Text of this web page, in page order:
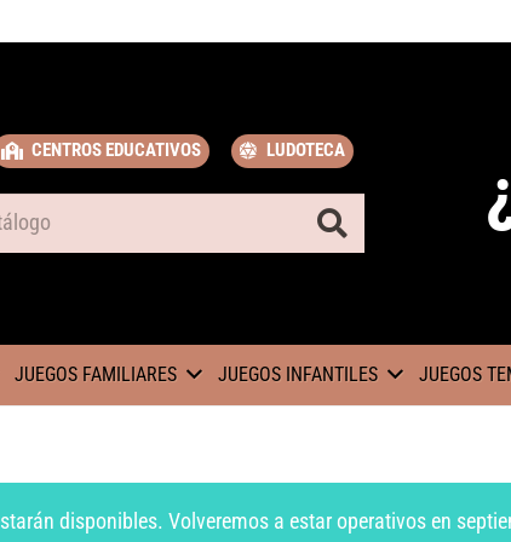
CENTROS EDUCATIVOS LUDOTECA
JUEGOS FAMILIARES JUEGOS INFANTILES JUEGOS
disponibles. Volveremos a estar operativos en